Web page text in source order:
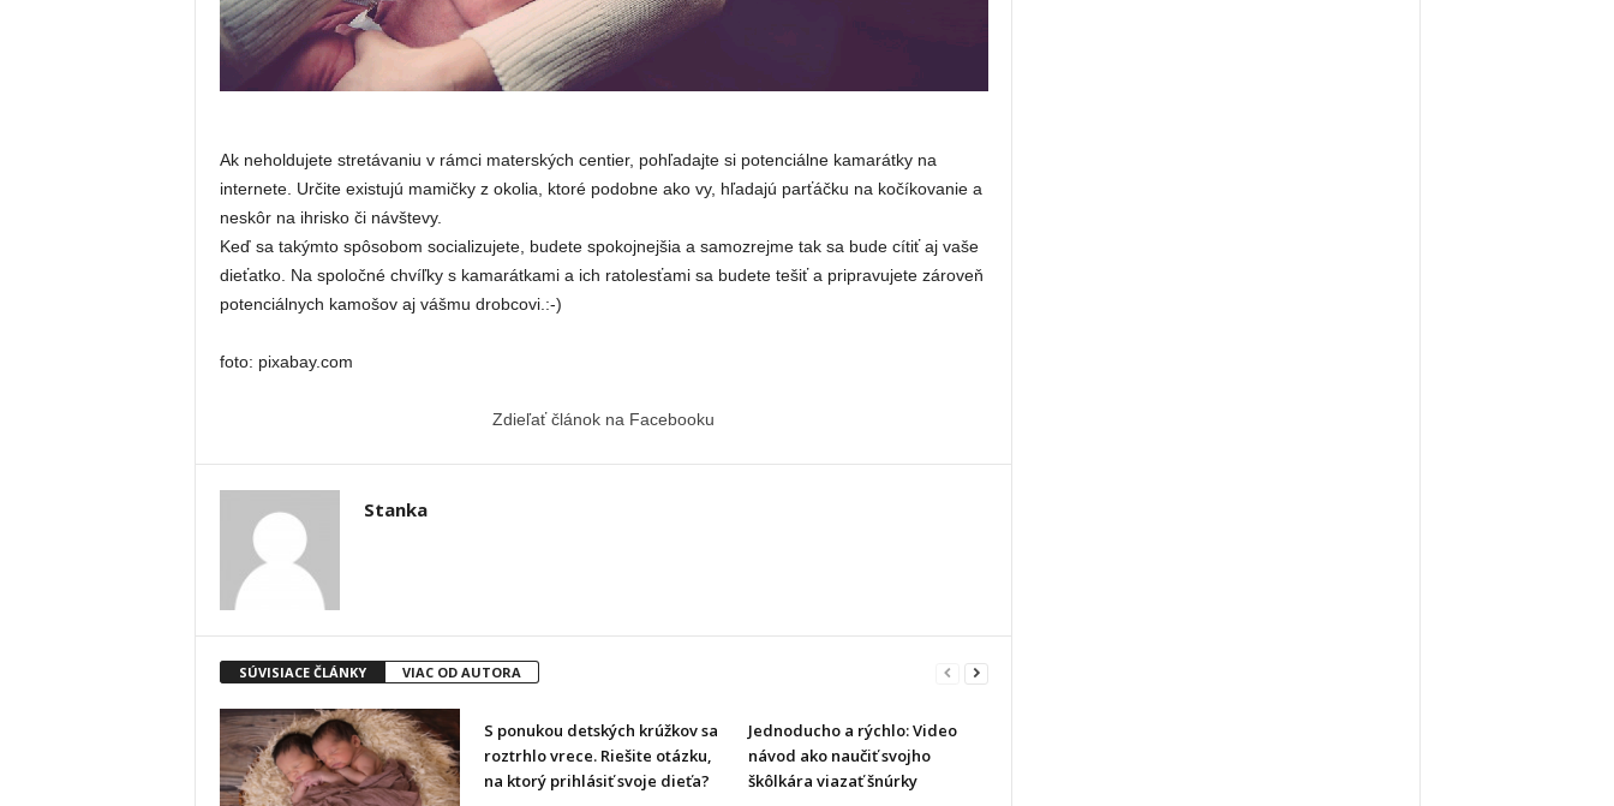
Ak neholdujete stretávaniu v rámci materských centier, pohľadajte si potenciálne kamarátky na
internete. Určite existujú mamičky z okolia, ktoré podobne ako vy, hľadajú parťáčku na kočíkovanie a
neskôr na ihrisko či návštevy.
Keď sa takýmto spôsobom socializujete, budete spokojnejšia a samozrejme tak sa bude cítiť aj vaše
dieťatko. Na spoločné chvíľky s kamarátkami a ich ratolesťami sa budete tešiť a pripravujete zároveň
potenciálnych kamošov aj vášmu drobcovi.:-)
foto: pixabay.com
Zdieľať článok na Facebooku
Stanka
SÚVISIACE ČLÁNKY VIAC OD AUTORA
S ponukou detských krúžkov sa
roztrhlo vrece. Riešite otázku,
na ktorý prihlásiť svoje dieťa?
Jednoducho a rýchlo: Video
návod ako naučiť svojho
škôlkára viazať šnúrky